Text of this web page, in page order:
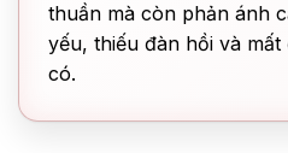
thuần mà còn phản ánh
yếu, thiếu đàn hồi và
có.